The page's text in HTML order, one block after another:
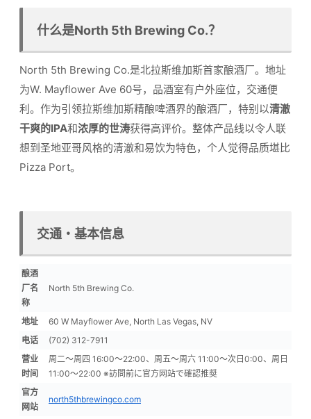
什么是North 5th Brewing Co.？
North 5th Brewing Co.是北拉斯维加斯首家酿酒厂。地址
为W. Mayflower Ave 60号，品酒室有户外座位，交通便
利。作为引领拉斯维加斯精酿啤酒界的酿酒厂，特别以清澈
干爽的IPA和浓厚的世涛获得高评价。整体产品线以令人联
想到圣地亚哥风格的清澈和易饮为特色，个人觉得品质堪比
Pizza Port。
交通・基本信息
酿酒
厂名
称
North 5th Brewing Co.
地址
60 W Mayflower Ave, North Las Vegas, NV
电话
(702) 312-7911
营业
时间
周二〜周四 16:00〜22:00、周五〜周六 11:00〜次日0:00、周日
11:00〜22:00 ※訪問前に官方网站で確認推奨
官方
网站
north5thbrewingco.com